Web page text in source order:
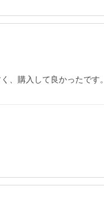
、購入して良かったです。